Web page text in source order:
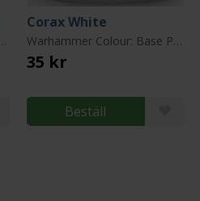
Space Marines
Corax White
Warhammer Colour: Base Paint
35 kr
Beställ